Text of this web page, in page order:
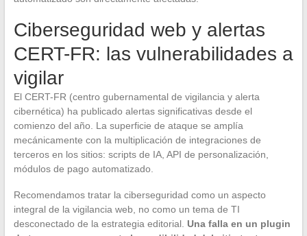
Ciberseguridad web y alertas
CERT-FR: las vulnerabilidades a
vigilar
El CERT-FR (centro gubernamental de vigilancia y alerta
cibernética) ha publicado alertas significativas desde el
comienzo del año. La superficie de ataque se amplía
mecánicamente con la multiplicación de integraciones de
terceros en los sitios: scripts de IA, API de personalización,
módulos de pago automatizado.
Recomendamos tratar la ciberseguridad como un aspecto
integral de la vigilancia web, no como un tema de TI
desconectado de la estrategia editorial. Una falla en un plugin